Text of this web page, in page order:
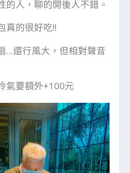
的人，聊的開後人不錯。
真的很好吃!!
…還行風大，但相對聲音
氣要額外+100元